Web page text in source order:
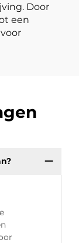
Door
een